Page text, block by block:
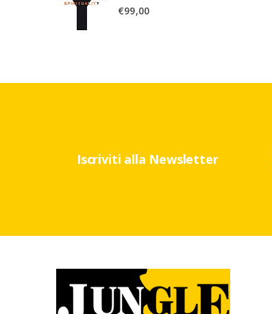
€99,00
Iscriviti alla Newsletter